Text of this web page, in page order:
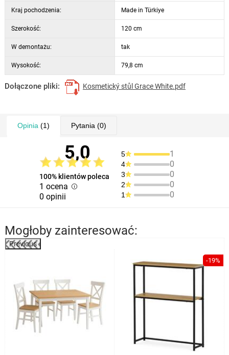
Kraj pochodzenia: Made in Türkiye
Szerokość: 120 cm
W demontażu: tak
Wysokość: 79,8 cm
Dołączone pliki: Kosmetický stůl Grace White.pdf
Opinia (1) Pytania (0)
5,0
100% klientów poleca
1 ocena
0 opinii
5 1
4 0
3 0
2 0
1 0
Mogłoby zainteresować:
Previous
-19%